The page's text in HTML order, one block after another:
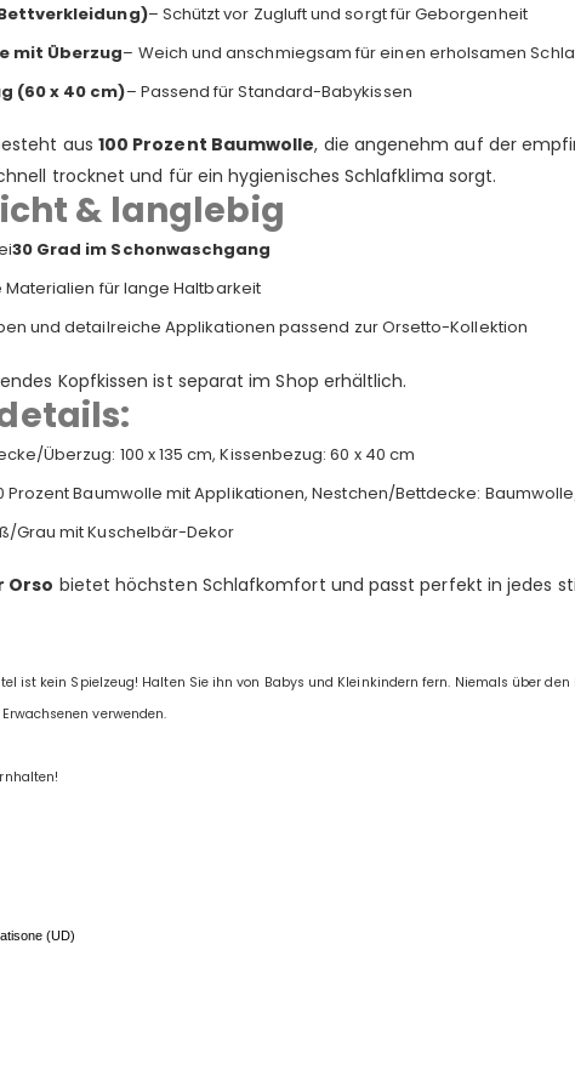
– Schützt vor Zugluft und sorgt für Geborgenheit
mit Überzug– Weich und anschmiegsam für einen erholsamen
(60 x 40 cm)– Passend für Standard-Babykissen
aus 100 Prozent Baumwolle, die angenehm auf der
trocknet und für ein hygienisches Schlafklima sorgt.
& langlebig
30 Grad im Schonwaschgang
für lange Haltbarkeit
und detailreiche Applikationen passend zur Orsetto-Kollektion
Kopfkissen ist separat im Shop erhältlich.
Überzug: 100 x 135 cm, Kissenbezug: 60 x 40 cm
Prozent Baumwolle mit Applikationen, Nestchen/Bettdecke:
Grau mit Kuschelbär-Dekor
bietet höchsten Schlafkomfort und passt perfekt in jedes
ist kein Spielzeug! Halten Sie ihn von Babys und Kleinkindern fern. Niemals über
verwenden.
(UD)